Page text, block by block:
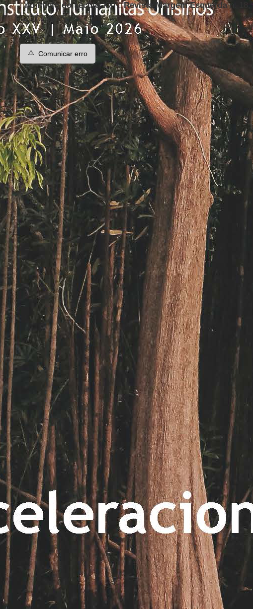
no início do século XXI”.Revista Margem Esquerdan. 18,
2012, p. 25.
⚠️ Comunicar erro